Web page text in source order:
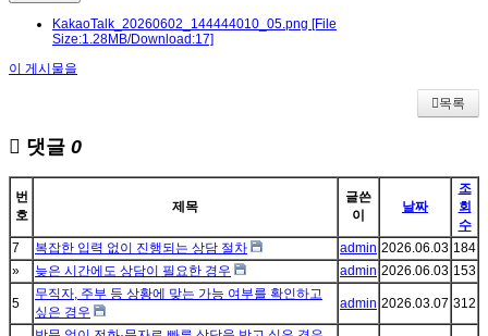
KakaoTalk_20260602_144444010_05.png [File
Size:1.28MB/Download:17]
이 게시물을
목록
댓글 0
번
호
제목
글쓴
이
날짜
조
회
수
7
복잡한 입력 없이 진행되는 상담 절차 admin 2026.06.03 184
»
늦은 시간에도 상담이 필요한 경우 admin 2026.06.03 153
5
무직자, 주부 등 상황에 맞는 가능 여부를 확인하고
싶은 경우
admin 2026.03.07 312